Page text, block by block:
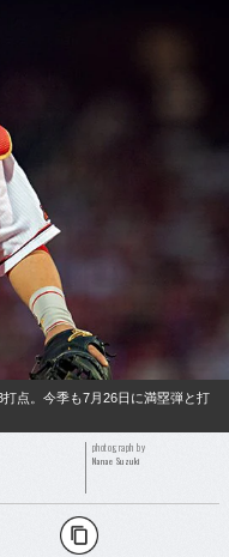
点。今季も7月26日に満塁弾と打
photograph by
Nanae Suzuki